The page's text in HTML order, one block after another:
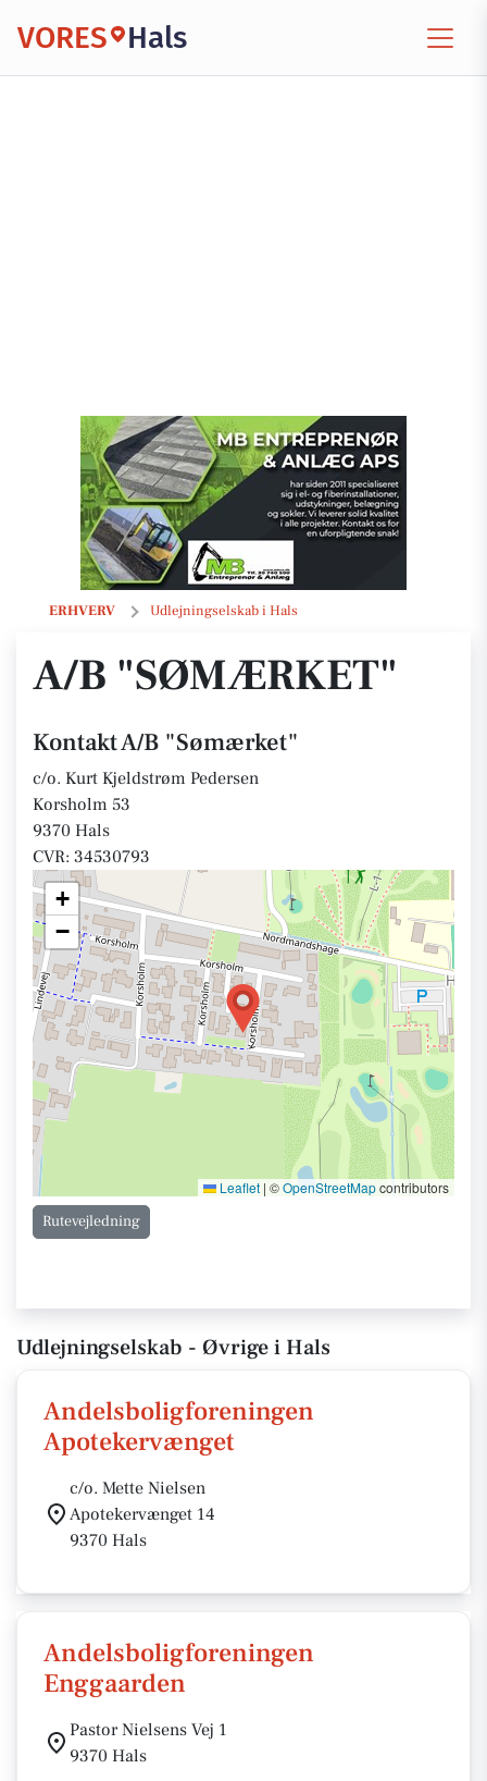
VORES Hals
ERHVERV Udlejningselskab i Hals
A/B "Sømærket"
A/B "SØMÆRKET"
Kontakt A/B "Sømærket"
c/o. Kurt Kjeldstrøm Pedersen
Korsholm 53
9370 Hals
CVR: 34530793
+
−
Leaflet | ©OpenStreetMapcontributors
Rutevejledning
Udlejningselskab - Øvrige i Hals
Andelsboligforeningen
Apotekervænget
c/o. Mette Nielsen
Apotekervænget 14
9370 Hals
Andelsboligforeningen
Enggaarden
Pastor Nielsens Vej 1
9370 Hals